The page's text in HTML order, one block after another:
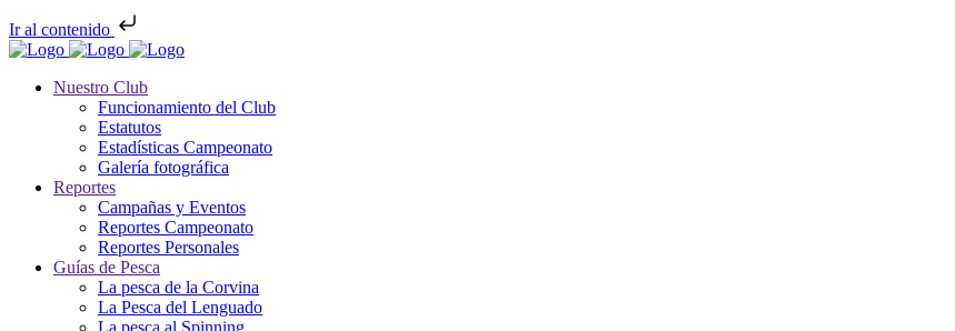
Ir al contenido
Nuestro Club
Funcionamiento del Club
Estatutos
Estadísticas Campeonato
Galería fotográfica
Reportes
Campañas y Eventos
Reportes Campeonato
Reportes Personales
Guías de Pesca
La pesca de la Corvina
La Pesca del Lenguado
La pesca al Spinning